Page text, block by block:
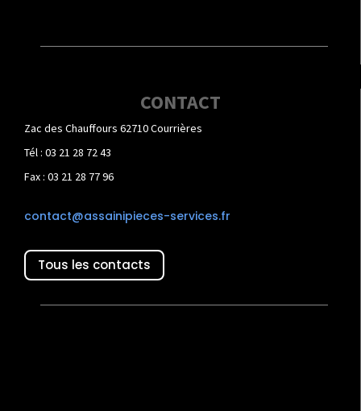
CONTACT
Zac des Chauffours 62710 Courrières
Tél : 03 21 28 72 43
Fax : 03 21 28 77 96
contact@assainipieces-services.fr
Tous les contacts